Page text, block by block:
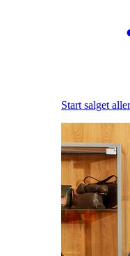
Start salget